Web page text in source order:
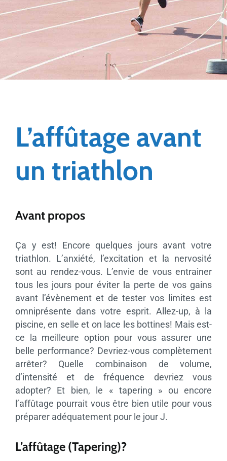
L’affûtage avant
un triathlon
Avant propos
Ça y est! Encore quelques jours avant votre
triathlon. L’anxiété, l’excitation et la nervosité
sont au rendez-vous. L’envie de vous entrainer
tous les jours pour éviter la perte de vos gains
avant l’évènement et de tester vos limites est
omniprésente dans votre esprit. Allez-up, à la
piscine, en selle et on lace les bottines! Mais est-
ce la meilleure option pour vous assurer une
belle performance? Devriez-vous complètement
arrêter? Quelle combinaison de volume,
d’intensité et de fréquence devriez vous
adopter? Et bien, le « tapering » ou encore
l’affûtage pourrait vous être bien utile pour vous
préparer adéquatement pour le jour J.
L’affûtage (Tapering)?